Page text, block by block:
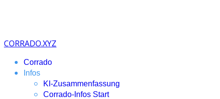
CORRADO.XYZ
Corrado
Infos
KI-Zusammenfassung
Corrado-Infos Start